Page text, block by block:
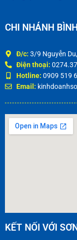
CHI NHÁNH
Đ/c: 3/9 Nguyễn
Điện thoại:
Hotline: 0909 519
Email:
KẾT NỐI VỚI